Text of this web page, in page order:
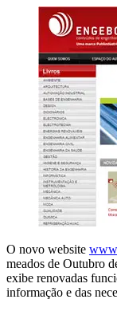
O novo website
meados de Outubro
exibe renovadas
informação e das